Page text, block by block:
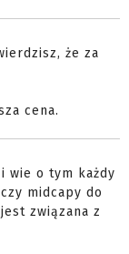
że za
cena.
wie o tym każdy
midcapy do
związana z